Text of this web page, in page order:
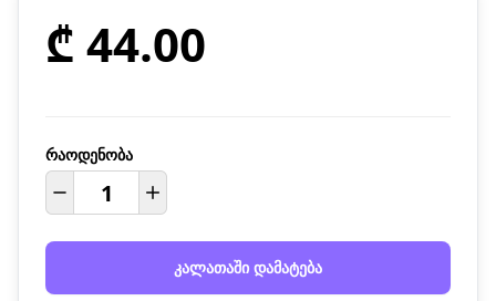
₾ 44.00
რაოდენობა
კალათაში დამატება